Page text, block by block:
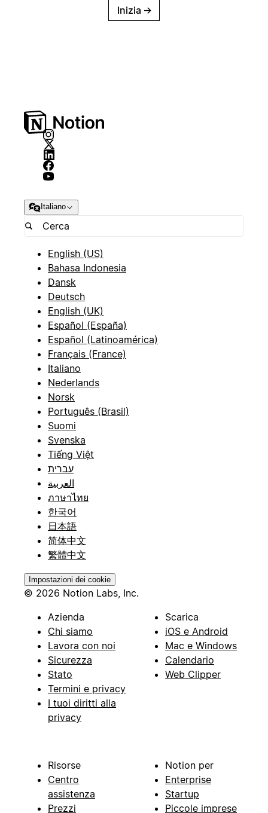
Inizia →
Italiano
English (US)
Bahasa Indonesia
Dansk
Deutsch
English (UK)
Español (España)
Español (Latinoamérica)
Français (France)
Italiano
Nederlands
Norsk
Português (Brasil)
Suomi
Svenska
Tiếng Việt
עברית
العربية
ภาษาไทย
한국어
日本語
简体中文
繁體中文
Impostazioni dei cookie
© 2026 Notion Labs, Inc.
Azienda
Chi siamo
Lavora con noi
Sicurezza
Stato
Termini e privacy
I tuoi diritti alla
privacy
Scarica
iOS e Android
Mac e Windows
Calendario
Web Clipper
Risorse
Centro
assistenza
Prezzi
Notion per
Enterprise
Startup
Piccole imprese